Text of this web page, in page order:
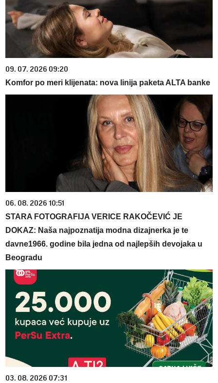
09. 07. 2026 09:20
Komfor po meri klijenata: nova linija paketa ALTA banke
06. 08. 2026 10:51
STARA FOTOGRAFIJA VERICE RAKOČEVIĆ JE
DOKAZ: Naša najpoznatija modna dizajnerka je te
davne1966. godine bila jedna od najlepših devojaka u
Beogradu
03. 08. 2026 07:31